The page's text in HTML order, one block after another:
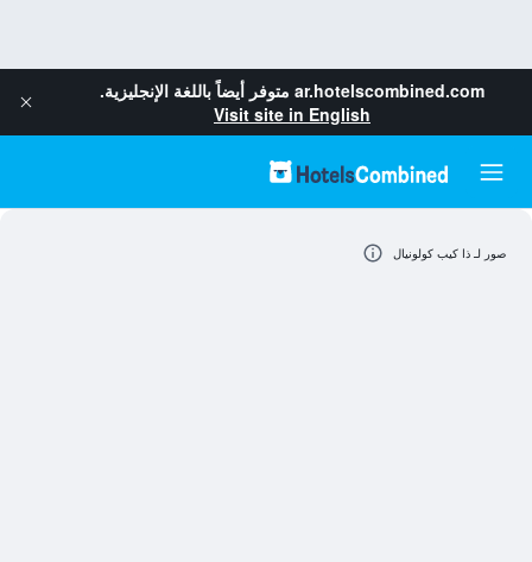
ar.hotelscombined.com متوفر أيضاً باللغة الإنجليزية.
Visit site in English
صور لـ ذا كيب كولونيال